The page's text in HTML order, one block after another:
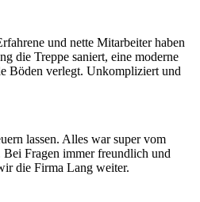
und nette Mitarbeiter haben
die Treppe saniert, eine moderne
Böden verlegt. Unkompliziert und
lassen. Alles war super vom
Fragen immer freundlich und
die Firma Lang weiter.